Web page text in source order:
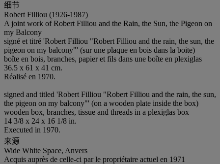
细节
Robert Filliou (1926-1987)
A joint work of Robert Filliou and the Rain, the Sun, the Pigeon on
my Balcony
signé et titré 'Robert Filliou "Robert Filliou and the rain, the sun, the
pigeon on my balcony"' (sur une plaque en bois dans la boite)
boîte en bois, branches, papier et fils dans une boîte en plexiglas
36.5 x 61 x 41 cm.
Réalisé en 1970.
signed and titled 'Robert Filliou "Robert Filliou and the rain, the sun,
the pigeon on my balcony"' (on a wooden plate inside the box)
wooden box, branches, tissue and threads in a plexiglas box
14 3/8 x 24 x 16 1/8 in.
Executed in 1970.
来源
Wide White Space, Anvers
Acquis auprès de celle-ci par le propriétaire actuel en 1971